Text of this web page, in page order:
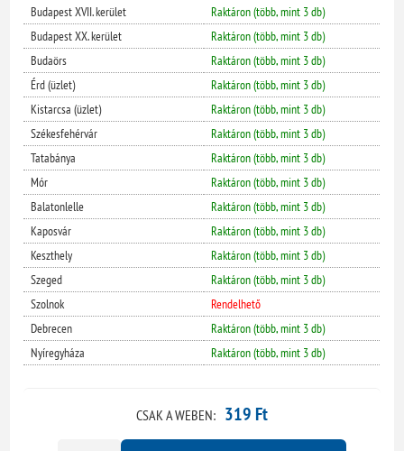
Budapest XVII. kerület
Raktáron (több, mint 3 db)
Budapest XX. kerület
Raktáron (több, mint 3 db)
Budaörs
Raktáron (több, mint 3 db)
Érd (üzlet)
Raktáron (több, mint 3 db)
Kistarcsa (üzlet)
Raktáron (több, mint 3 db)
Székesfehérvár
Raktáron (több, mint 3 db)
Tatabánya
Raktáron (több, mint 3 db)
Mór
Raktáron (több, mint 3 db)
Balatonlelle
Raktáron (több, mint 3 db)
Kaposvár
Raktáron (több, mint 3 db)
Keszthely
Raktáron (több, mint 3 db)
Szeged
Raktáron (több, mint 3 db)
Szolnok
Rendelhető
Debrecen
Raktáron (több, mint 3 db)
Nyíregyháza
Raktáron (több, mint 3 db)
CSAK A WEBEN: 319 Ft